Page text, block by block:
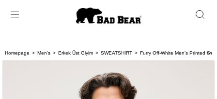
Homepage Men's Erkek Üst Giyim SWEATSHIRT Furry Off-White Men's Printed< <